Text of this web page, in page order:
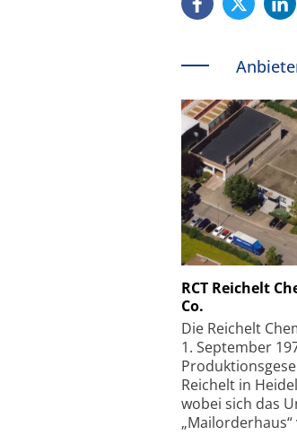
RCT Reichelt
Co.
Die Reichelt
1. September
Reichelt in
wobei sich das